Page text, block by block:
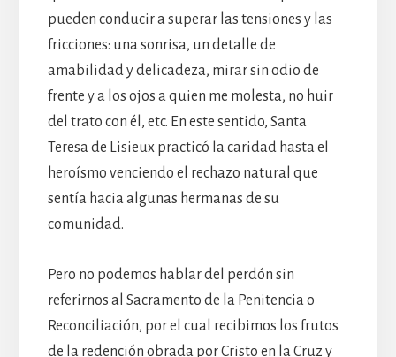
pueden conducir a superar las tensiones y las
fricciones: una sonrisa, un detalle de
amabilidad y delicadeza, mirar sin odio de
frente y a los ojos a quien me molesta, no huir
del trato con él, etc. En este sentido, Santa
Teresa de Lisieux practicó la caridad hasta el
heroísmo venciendo el rechazo natural que
sentía hacia algunas hermanas de su
comunidad.
Pero no podemos hablar del perdón sin
referirnos al Sacramento de la Penitencia o
Reconciliación, por el cual recibimos los frutos
de la redención obrada por Cristo en la Cruz y